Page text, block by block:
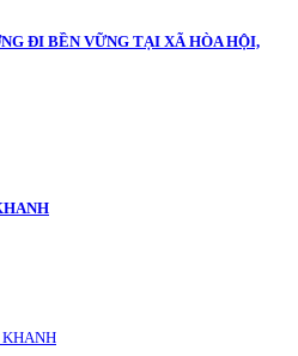
ĐI BỀN VỮNG TẠI XÃ HÒA HỘI,